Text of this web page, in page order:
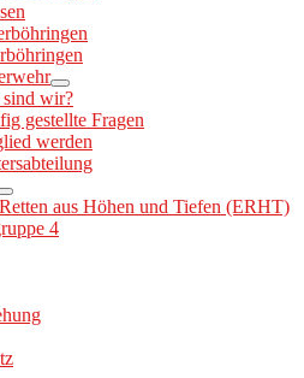
sind wir?
gestellte Fragen
werden
aus Höhen und Tiefen (ERHT)
4